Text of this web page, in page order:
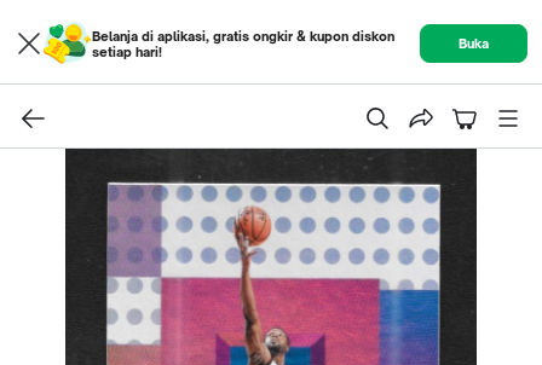
Belanja di aplikasi, gratis ongkir & kupon diskon
setiap hari!
Buka